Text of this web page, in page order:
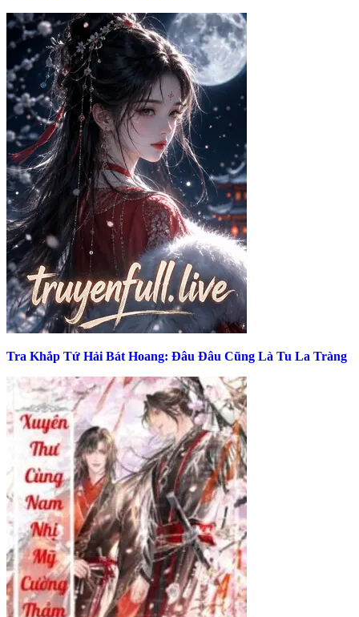
Tra Khắp Tứ Hải Bát Hoang: Đâu Đâu Cũng Là Tu La Tràng